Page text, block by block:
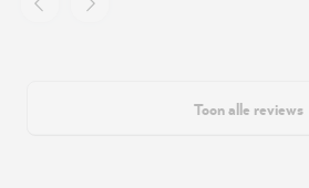
Toon alle reviews